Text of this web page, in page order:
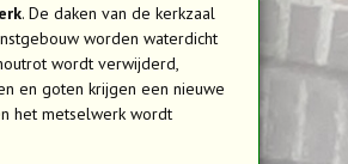
. De daken van de kerkzaal
worden waterdicht
wordt verwijderd,
en goten krijgen een nieuwe
het metselwerk wordt